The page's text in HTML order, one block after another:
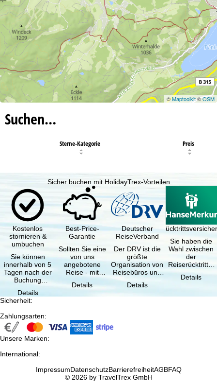
©Maptoolkit©OSM
Suchen…
Sterne-Kategorie Preis
Sicher buchen mit HolidayTrex-Vorteilen
Kostenlos
stornieren &
umbuchen
Sie können
innerhalb von 5
Tagen nach der
Buchung
zurücktreten, …
Details
Best-Price-
Garantie
Sollten Sie eine
von uns
angebotene
Reise - mit
Verfügbarkeit
und …
Details
Deutscher
ReiseVerband
Der DRV ist die
größte
Organisation von
Reisebüros und
Reiseveranstaltern
in …
Details
Sie haben die
Wahl zwischen
der
Reiserücktritts-
Versicherung
(inklusive …
Details
Sicherheit:
Zahlungsarten:
Unsere Marken:
International:
ImpressumDatenschutzBarrierefreiheitAGBFAQ
© 2026 by TravelTrex GmbH